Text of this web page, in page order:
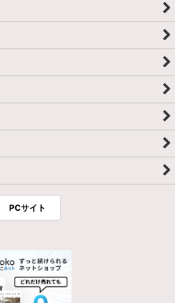
PCサイト